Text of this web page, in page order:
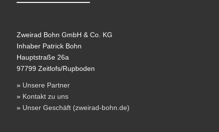
Zweirad Bohn GmbH & Co. KG
Inhaber Patrick Bohn
Hauptstraße 26a
97799 Zeitlofs/Rupboden
» Unsere Partner
» Kontakt zu uns
» Unser Geschäft (zweirad-bohn.de)